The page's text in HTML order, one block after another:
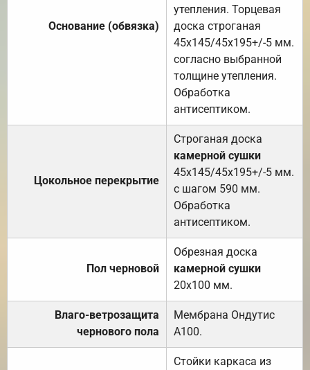
Основание (обвязка)
утепления. Торцевая
доска строганая
45х145/45х195+/-5 мм.
согласно выбранной
толщине утепления.
Обработка
антисептиком.
Цокольное перекрытие
Строганая доска
камерной сушки
45х145/45х195+/-5 мм.
с шагом 590 мм.
Обработка
антисептиком.
Пол черновой
Обрезная доска
камерной сушки
20х100 мм.
Влаго-ветрозащита
чернового пола
Мембрана Ондутис
А100.
Стойки каркаса из